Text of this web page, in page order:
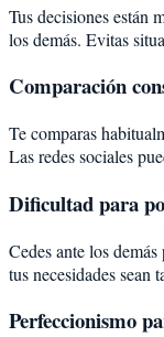
Tus decisiones están
los demás. Evitas
Comparación
Te comparas
Las redes sociales
Dificultad para
Cedes ante los
tus necesidades sean
Perfeccionismo